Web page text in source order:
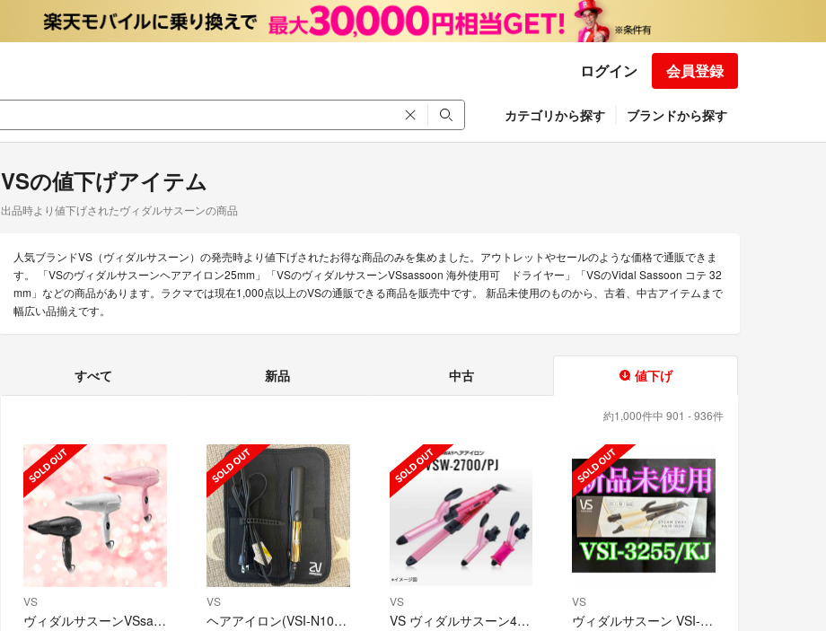
ログイン 会員登録
カテゴリから探す ブランドから探す
VSの値下げアイテム
出品時より値下げされたヴィダルサスーンの商品
人気ブランドVS（ヴィダルサスーン）の発売時より値下げされたお得な商品のみを集めました。アウトレットやセールのような価格で通販できま
す。 「VSのヴィダルサスーンヘアアイロン25mm」「VSのヴィダルサスーンVSsassoon 海外使用可 ドライヤー」「VSのVidal Sassoon コテ 32
mm」などの商品があります。ラクマでは現在1,000点以上のVSの通販できる商品を販売中です。 新品未使用のものから、古着、中古アイテムまで
幅広い品揃えです。
すべて 新品 中古 値下げ
約1,000件中 901 - 936件
VS
ヴィダルサスーンVSsassoon 海外使用可 ドライヤー
VS
ヘアアイロン(VSI-N100/NJ)
VS
VS ヴィダルサスーン4way ヘアアイロン
VS
ヴィダルサスーン VSI-3255/KJ ビダルサスーン ヘアアイロン コテ